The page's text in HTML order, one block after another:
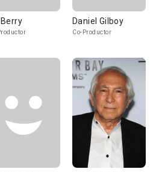
Berry Daniel Gilboy
Co-Productor